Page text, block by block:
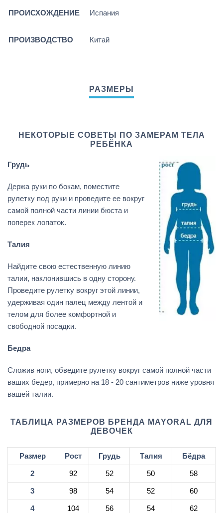
ПРОИСХОЖДЕНИЕ Испания
ПРОИЗВОДСТВО Китай
НЕКОТОРЫЕ СОВЕТЫ ПО ЗАМЕРАМ ТЕЛА
РЕБЁНКА
Грудь
Держа руки по бокам, поместите
рулетку под руки и проведите ее вокруг
самой полной части линии бюста и
поперек лопаток.
Талия
Найдите свою естественную линию
талии, наклонившись в одну сторону.
Проведите рулетку вокруг этой линии,
удерживая один палец между лентой и
телом для более комфортной и
свободной посадки.
Бедра
Сложив ноги, обведите рулетку вокруг самой полной части
ваших бедер, примерно на 18 - 20 сантиметров ниже уровня
вашей талии.
ТАБЛИЦА РАЗМЕРОВ БРЕНДА MAYORAL ДЛЯ
ДЕВОЧЕК
Размер Рост Грудь Талия Бёдра
2 92 52 50 58
3 98 54 52 60
4 104 56 54 62